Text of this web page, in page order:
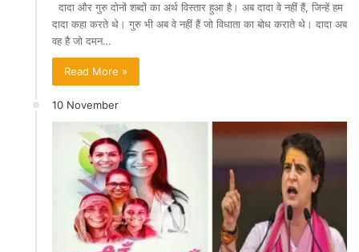
दादा और गुरु दोनों शब्दों का अर्थ विस्तार हुआ है। अब दादा वे नहीं हैं, जिन्हें हम
दादा कहा करते थे। गुरु भी अब वे नहीं हैं जो विधाता का बोध कराते थे। दादा अब
वह है जो दमन…
Read More »
10 November